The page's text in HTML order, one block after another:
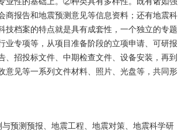
商报告和地震预测意见等信息资料；还有地震科
档案的特点就是具有成套性，一个独立的专题
专项等，从项目准备阶段的立项申请、可研报
招投标文件、中期检查文件、设备安装，再到
意见等一系列文件材料、照片、光盘等，共同形
预测预报、地震工程、地震对策、地震科学研